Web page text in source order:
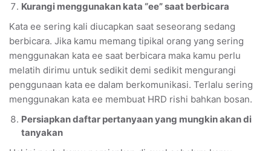
Kurangi menggunakan kata “ee” saat berbicara
Kata ee sering kali diucapkan saat seseorang sedang
berbicara. Jika kamu memang tipikal orang yang sering
menggunakan kata ee saat berbicara maka kamu perlu
melatih dirimu untuk sedikit demi sedikit mengurangi
penggunaan kata ee dalam berkomunikasi. Terlalu sering
menggunakan kata ee membuat HRD rishi bahkan bosan.
Persiapkan daftar pertanyaan yang mungkin akan di
tanyakan